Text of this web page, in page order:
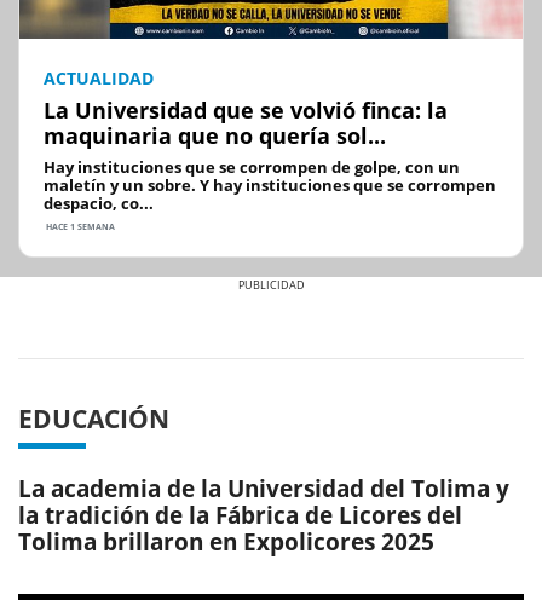
ACTUALIDAD
La Universidad que se volvió finca: la
maquinaria que no quería sol...
Hay instituciones que se corrompen de golpe, con un
maletín y un sobre. Y hay instituciones que se corrompen
despacio, co...
HACE 1 SEMANA
EDUCACIÓN
La academia de la Universidad del Tolima y
la tradición de la Fábrica de Licores del
Tolima brillaron en Expolicores 2025